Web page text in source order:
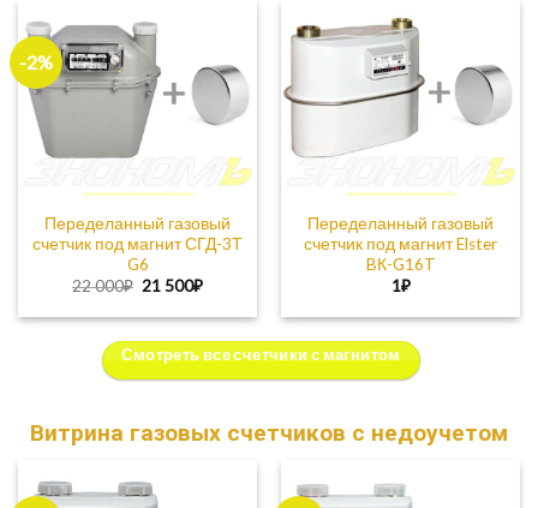
-2%
Переделанный газовый
счетчик под магнит СГД-3Т
G6
22 000₽ Первоначальная
составляла
000₽.
21 500₽Текущая
21
Переделанный газовый
счетчик под магнит Elster
BК-G16T
1₽
Смотреть все счетчики с магнитом
Витрина газовых счетчиков c недоучетом